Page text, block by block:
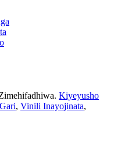
Kiyeyusho
, Vinili Inayojinata,